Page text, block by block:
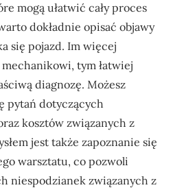
mogą ułatwić cały proces
dokładnie opisać objawy
się pojazd. Im więcej
mechanikowi, tym łatwiej
diagnozę. Możesz
pytań dotyczących
kosztów związanych z
jest także zapoznanie się
warsztatu, co pozwoli
niespodzianek związanych z